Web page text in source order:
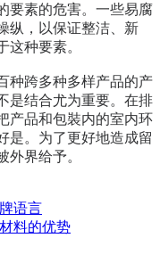
要素的危害。一些易腐
纵，以保证整洁、新
这种要素。
种跨多种多样产品的产
是结合尤为重要。在排
产品和包裝内的室内环
是。为了更好地造成留
外界给予。
语言
料的优势